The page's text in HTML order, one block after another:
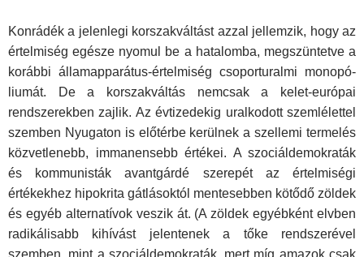
Konrádék a jelenlegi korszakváltást azzal jellemzik, hogy az
értelmiség egésze nyomul be a hatalomba, megszüntetve a
korábbi államapparátus-értelmiség csoporturalmi monopó­
liumát. De a korszakváltás nemcsak a kelet-európai
rendsze­rekben zajlik. Az évtizedekig uralkodott szemlélettel
szemben Nyugaton is előtérbe kerülnek a szellemi termelés
közvetle­nebb, immanensebb értékei. A szociáldemokraták
és kommu­nisták avantgárdé szerepét az értelmiségi
értékekhez hipokrita gátlásoktól mentesebben kötődő zöldek
és egyéb alter­natívok veszik át. (A zöldek egyébként elvben
radikálisabb ki­hívást jelentenek a tőke rendszerével